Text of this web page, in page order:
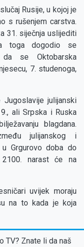
Rusije, u kojoj je
s rušenjem carstva.
31. siječnja uslijediti
toga dogodio se
da se Oktobarska
7. studenoga,
Jugoslavije julijanski
ali Srpska i Ruska
blagdana.
julijanskog i
Grgurovo doba do
narast će na
uvijek moraju
na to kada je koja
TV? Znate li da naš